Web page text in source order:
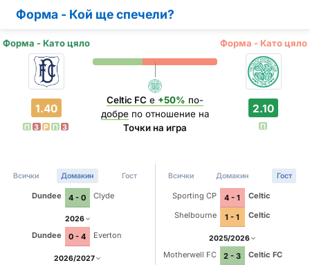
Форма - Кой ще спечели?
Форма - Като цяло Форма - Като цяло
1.40
П З P П З
Celtic FC е +50% по-
добрепо отношение на
Точки на игра
2.10
П
Всички Домакин Гост
Dundee 4 - 0 Clyde
2026
Dundee 0 - 4 Everton
2026/2027
Всички Домакин Гост
Sporting CP 4 - 1
Celtic
Shelbourne
1 - 1 Celtic
2025/2026
Motherwell FC 2 - 3
Celtic FC